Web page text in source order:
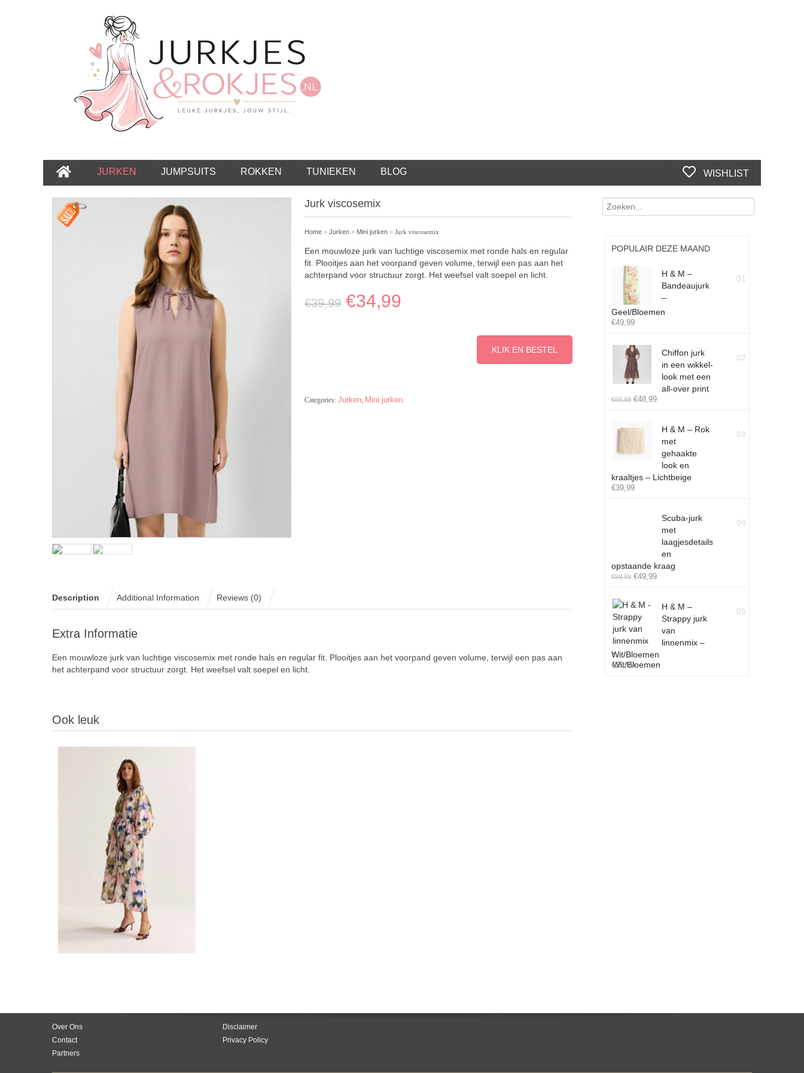
JURKEN JUMPSUITS ROKKEN TUNIEKEN BLOG WISHLIST
Jurk viscosemix
Home >Jurken > Mini jurken > Jurk viscosemix
Een mouwloze jurk van luchtige viscosemix met ronde hals en regular
fit. Plooitjes aan het voorpand geven volume, terwijl een pas aan het
achterpand voor structuur zorgt. Het weefsel valt soepel en licht.
€39,99 €34,99
KLIK EN BESTEL
Categories:Jurken Mini jurken
Description Additional Information Reviews (0)
Extra Informatie
Een mouwloze jurk van luchtige viscosemix met ronde hals en regular fit. Plooitjes aan het voorpand geven volume, terwijl een pas aan
het achterpand voor structuur zorgt. Het weefsel valt soepel en licht.
Ook leuk
POPULAIR DEZE MAAND
H & M –
Bandeaujurk
–
Geel/Bloemen
€49,99
01
Chiffon jurk
in een wikkel-
look met een
all-over print
€69,99 €48,99
02
H & M – Rok
met
gehaakte
look en
kraaltjes – Lichtbeige
€39,99
03
Scuba-jurk
met
laagjesdetails
en
opstaande kraag
€99,99 €49,99
04
H & M –
Strappy jurk
van
linnenmix –
Wit/Bloemen
€29,99
05
Over Ons
Disclaimer
Contact
Privacy Policy
Partners